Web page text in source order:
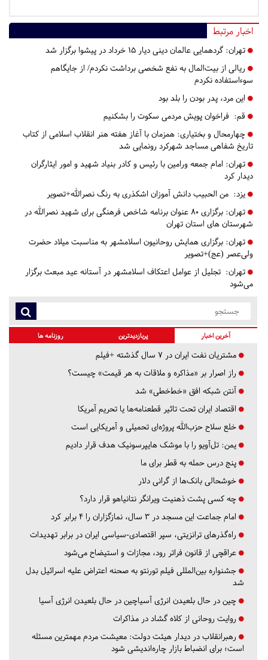
اخبار مرتبط
تهران: گردهمایی عالمان دینی دیار ۱۵ خرداد در پیشوا برگزار شد
ریالی از بیت‌المال به نفع شخصی برداشت نکردم/ از جایگاهم
سوءاستفاده نکردم
این مرد،‌ پدر بودن را بلد بود
قم: فراخوان پویش مردمی سکوت را بشکنیم
چهارمحال و بختیاری: همزمان با آغاز هفته هنر انقلاب اسلامی از کتاب
تاریخ شفاهی مساجد شهرکرد رونمایی شد
تهران: امام جمعه ورامین با رئیس و کادر بنیاد شهید و امور ایثارگران
دیدار کرد
یزد: من الحبیب دانش آموزان اشکذری به رنگ نصرالله+تصویر
تهران:
برگزاری ۸۰ عنوان برنامه شاخص فرهنگی برای شهید نصرالله در
شهرستان های استان تهران
تهران: برگزاری همایش روحانیون اسلامشهر به مناسبت میلاد حضرت
ولی‌عصر (عج)+تصویر
تهران: تجلیل از عوامل اعتکاف اسلامشهر در آستانه عید مبعث برگزار
می‌شود
آخرین اخبار پربازدیدترین روزنامه ها
مشتریان نفت ایران در ۷ سال گذشته +فیلم
راز اصرار بر «مذاکره و ملاقات به هر قیمت» چیست؟
آنتن شبکه افق «خط‌خطی» شد
اقتصاد ایران تحت تاثیر قطعنامه‌ها یا تحریم‌ آمریکا
خلع سلاح حزب‌الله پروژه‌ای تحمیلی و آمریکایی است
یمن: تل‌آویو را با موشک هایپرسونیک هدف قرار دادیم
پنج درس‌ حمله به قطر برای ما
خوشحالی بانک‌ها از گرانی دلار
چه کسی پشت ذهنیت ویرانگر نتانیاهو قرار دارد؟
امام جماعت این مسجد در ۳ سال، نمازگزاران را ۴ برابر کرد
راه‌گذرهای ترانزیتی، سپر اقتصادی-سیاسی ایران در برابر تهدیدات
عراقچی از قانون فراتر رود، مجازات و استیضاح می‌شود
جشنواره بین‌المللی فیلم تورنتو به صحنه اعتراض علیه اسرائیل بدل
شد
چین در حال بلعیدن انرژی آسیاچین در حال بلعیدن انرژی آسیا
روایت روحانی از کلاه گشاد در مذاکرات
رهبرانقلاب در دیدار هیئت دولت: معیشت مردم مهمترین مسئله
است؛ برای انضباط بازار چاره‌اندیشی شود